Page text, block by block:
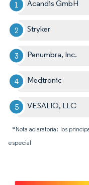
Acandis GmbH
Stryker
Penumbra, Inc.
Medtronic
VESALIO, LLC
*Nota aclaratoria: los
especial